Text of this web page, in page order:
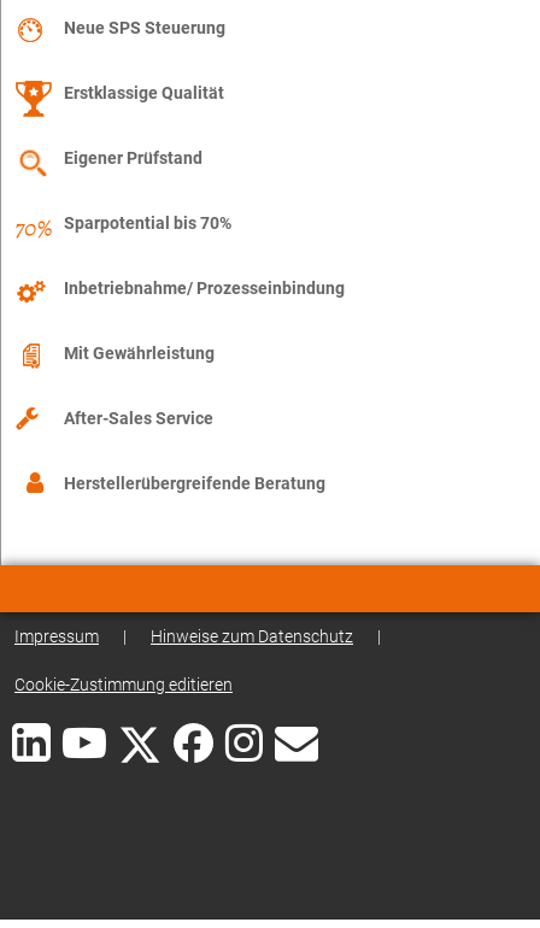
Neue SPS Steuerung
Erstklassige Qualität
Eigener Prüfstand
Sparpotential bis 70%
Inbetriebnahme/ Prozesseinbindung
Mit Gewährleistung
After-Sales Service
Herstellerübergreifende Beratung
Impressum | Hinweise zum Datenschutz |
Cookie-Zustimmung editieren